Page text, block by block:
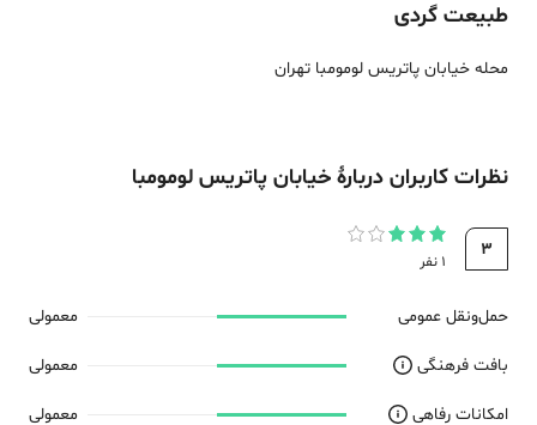
طبیعت گردی
محله خیابان پاتریس لومومبا تهران
نظرات کاربران دربارهٔ خیابان پاتریس لومومبا
3
1 نفر
حمل‌و‌نقل عمومی معمولی
بافت فرهنگی معمولی
امکانات رفاهی معمولی